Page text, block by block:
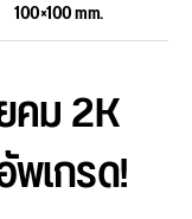
100×100 mm.
คม 2K
เกรด!